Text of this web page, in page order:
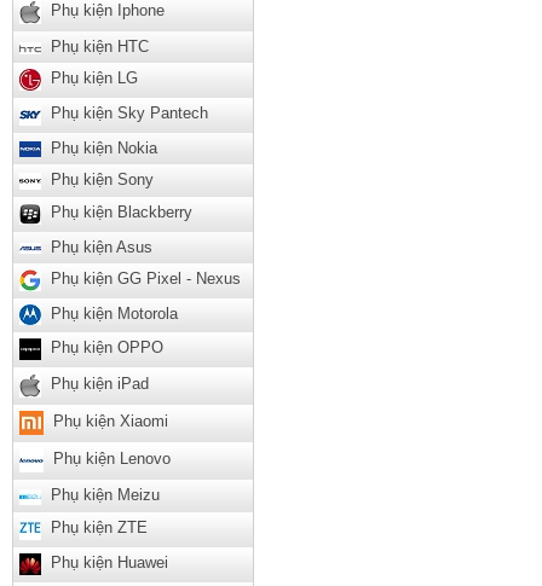
Phụ kiện Iphone
Phụ kiện HTC
Phụ kiện LG
Phụ kiện Sky Pantech
Phụ kiện Nokia
Phụ kiện Sony
Phụ kiện Blackberry
Phụ kiện Asus
Phụ kiện GG Pixel - Nexus
Phụ kiện Motorola
Phụ kiện OPPO
Phụ kiện iPad
Phụ kiện Xiaomi
Phụ kiện Lenovo
Phụ kiện Meizu
Phụ kiện ZTE
Phụ kiện Huawei